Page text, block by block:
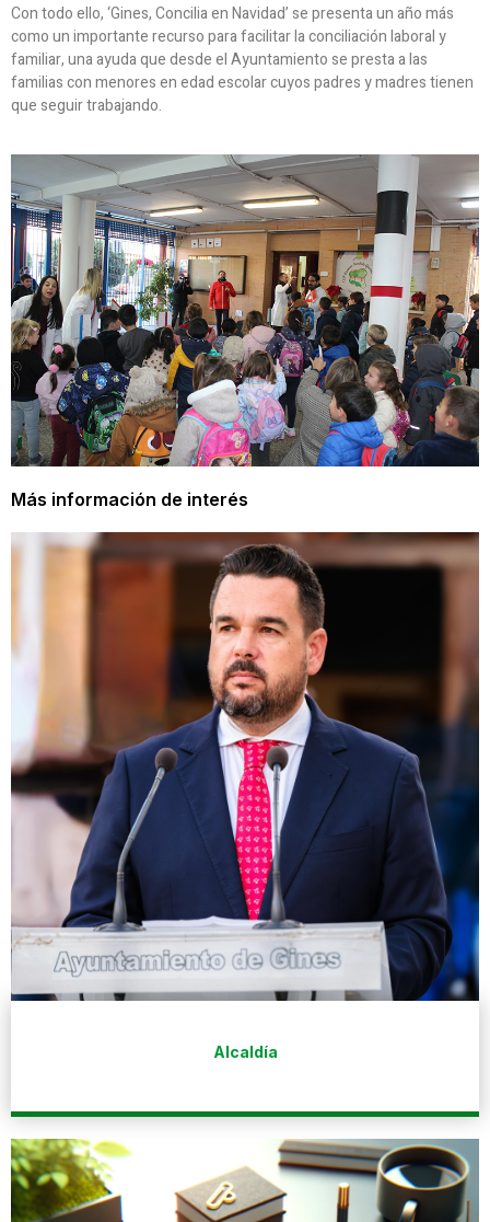
Con todo ello, ‘Gines, Concilia en Navidad’ se presenta un año más
como un importante recurso para facilitar la conciliación laboral y
familiar, una ayuda que desde el Ayuntamiento se presta a las
familias con menores en edad escolar cuyos padres y madres tienen
que seguir trabajando.
Más información de interés
Alcaldía